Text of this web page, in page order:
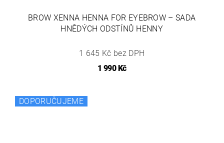
BROW XENNA HENNA FOR EYEBROW – SADA
HNĚDÝCH ODSTÍNŮ HENNY
1 645 Kč bez DPH
1 990 Kč
DOPORUČUJEME